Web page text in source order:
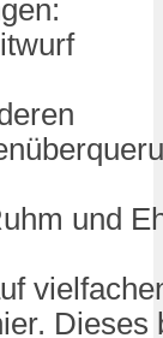
f
und
Dieses